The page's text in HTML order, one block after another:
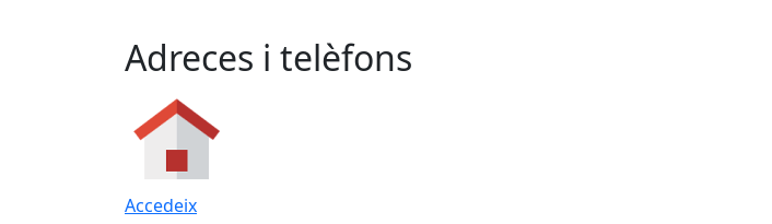
Adreces i telèfons
Accedeix